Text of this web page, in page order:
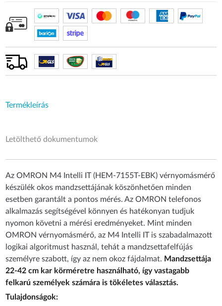
Termékleírás
Letölthető dokumentumok
Az OMRON M4 Intelli IT (HEM-7155T-EBK) vérnyomásmérő
készülék okos mandzsettájának köszönhetően minden
esetben garantált a pontos mérés. Az OMRON telefonos
alkalmazás segítségével könnyen és hatékonyan tudjuk
nyomon követni a mérési eredményeket. Mint minden
OMRON vérnyomásmérő, az M4 Intelli IT is szabadalmazott
logikai algoritmust használ, tehát a mandzsettafelfújás
személyre szabott, így az nem okoz fájdalmat. Mandzsettája
22-42 cm kar körméretre használható, így vastagabb
felkarú személyek számára is tökéletes választás.
Tulajdonságok: